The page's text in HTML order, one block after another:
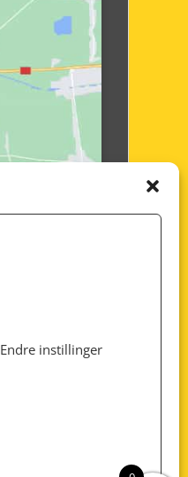
Endre instillinger